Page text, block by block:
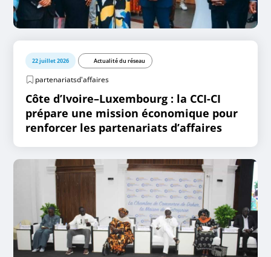
22 juillet 2026 Actualité du réseau
partenariatsd'affaires
Côte d’Ivoire–Luxembourg : la CCI-CI
prépare une mission économique pour
renforcer les partenariats d’affaires